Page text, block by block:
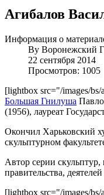
Агибалов
Информация о
By Воронежский
22 сентября 2014
Просмотров: 1005
[lightbox src="/images/
Большая Гнилуша
(1956), лауреат
Окончил Харьковский
скульптурном
Автор серии
правительства,
[lightbox src="/images/